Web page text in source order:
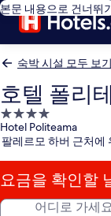
본문 내용으로 건너뛰
숙박 시설 모두 보기
호텔 폴리
4.0
성
급
숙
박
시
Hotel Politeama
팔레르모 하버 근처에
요금을 확인할
어디로 가세